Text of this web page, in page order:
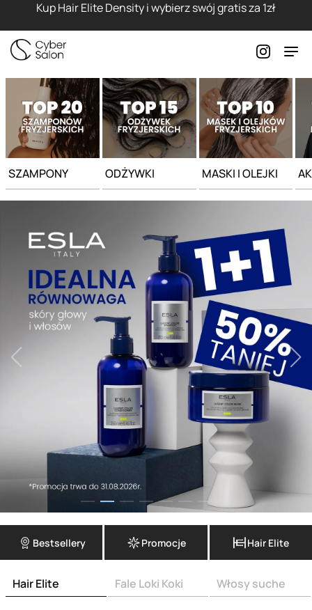
Kup Hair Elite Density i wybierz swój gratis za 1zł
SZAMPONY ODŻYWKI MASKI I OLEJKI
Bestsellery Promocje Hair Elite
Hair Elite Fale Loki Koki Włosy suche
Strona główna - Cyber Salon